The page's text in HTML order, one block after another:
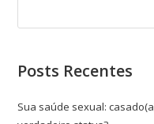
Posts Recentes
Sua saúde sexual: